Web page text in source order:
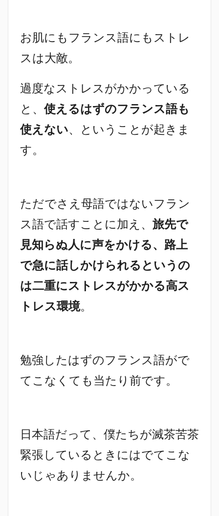
お肌にもフランス語にもストレ
スは大敵。
過度なストレスがかかっている
と、使えるはずのフランス語も
使えない、ということが起きま
す。
ただでさえ母語ではないフラン
ス語で話すことに加え、 旅先で
見知らぬ人に声をかける、路上
で急に話しかけられるというの
は二重にストレスがかかる高ス
トレス環境。
勉強したはずのフランス語がで
てこなくても当たり前です。
日本語だって、僕たちが滅茶苦茶
緊張しているときにはでてこな
いじゃありませんか。